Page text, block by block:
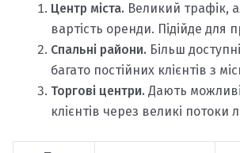
Центр міста. Великий трафік,
вартість оренди. Підійде для
Спальні райони. Більш
багато постійних клієнтів з
Торгові центри. Дають
клієнтів через великі потоки